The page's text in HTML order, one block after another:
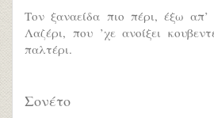
Τον ξαναείδα πιο πέρι, έξω
Λαζέρι, που ’χε ανοίξει
παλτέρι.
Σονέτο